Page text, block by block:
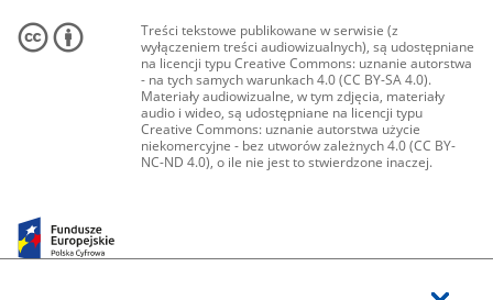
Treści tekstowe publikowane w serwisie (z
wyłączeniem treści audiowizualnych), są udostępniane
na licencji typu Creative Commons: uznanie autorstwa
- na tych samych warunkach 4.0 (CC BY-SA 4.0).
Materiały audiowizualne, w tym zdjęcia, materiały
audio i wideo, są udostępniane na licencji typu
Creative Commons: uznanie autorstwa użycie
niekomercyjne - bez utworów zależnych 4.0 (CC BY-
NC-ND 4.0), o ile nie jest to stwierdzone inaczej.